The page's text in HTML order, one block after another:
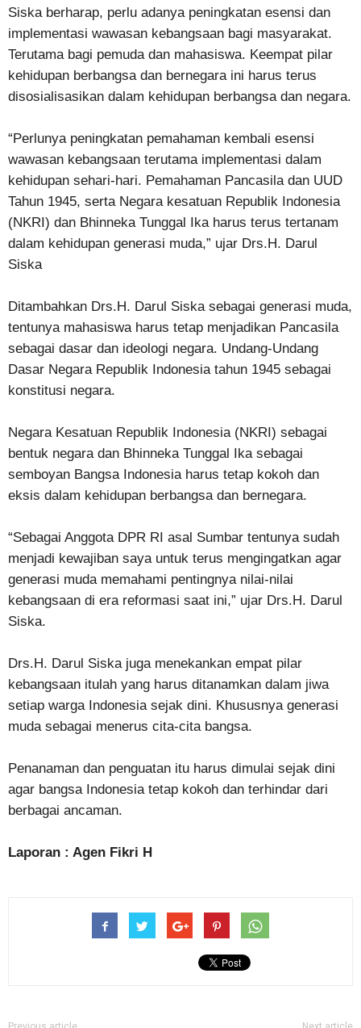
Siska berharap, perlu adanya peningkatan esensi dan
implementasi wawasan kebangsaan bagi masyarakat.
Terutama bagi pemuda dan mahasiswa. Keempat pilar
kehidupan berbangsa dan bernegara ini harus terus
disosialisasikan dalam kehidupan berbangsa dan negara.
“Perlunya peningkatan pemahaman kembali esensi
wawasan kebangsaan terutama implementasi dalam
kehidupan sehari-hari. Pemahaman Pancasila dan UUD
Tahun 1945, serta Negara kesatuan Republik Indonesia
(NKRI) dan Bhinneka Tunggal Ika harus terus tertanam
dalam kehidupan generasi muda,” ujar Drs.H. Darul
Siska
Ditambahkan Drs.H. Darul Siska sebagai generasi muda,
tentunya mahasiswa harus tetap menjadikan Pancasila
sebagai dasar dan ideologi negara. Undang-Undang
Dasar Negara Republik Indonesia tahun 1945 sebagai
konstitusi negara.
Negara Kesatuan Republik Indonesia (NKRI) sebagai
bentuk negara dan Bhinneka Tunggal Ika sebagai
semboyan Bangsa Indonesia harus tetap kokoh dan
eksis dalam kehidupan berbangsa dan bernegara.
“Sebagai Anggota DPR RI asal Sumbar tentunya sudah
menjadi kewajiban saya untuk terus mengingatkan agar
generasi muda memahami pentingnya nilai-nilai
kebangsaan di era reformasi saat ini,” ujar Drs.H. Darul
Siska.
Drs.H. Darul Siska juga menekankan empat pilar
kebangsaan itulah yang harus ditanamkan dalam jiwa
setiap warga Indonesia sejak dini. Khususnya generasi
muda sebagai menerus cita-cita bangsa.
Penanaman dan penguatan itu harus dimulai sejak dini
agar bangsa Indonesia tetap kokoh dan terhindar dari
berbagai ancaman.
Laporan : Agen Fikri H